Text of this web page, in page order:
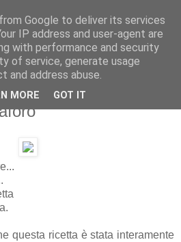
questa ricetta è stata interamente
Google to deliver its services
IP address and user-agent are
with performance and security
of service, generate usage
address abuse.
MORE GOT IT